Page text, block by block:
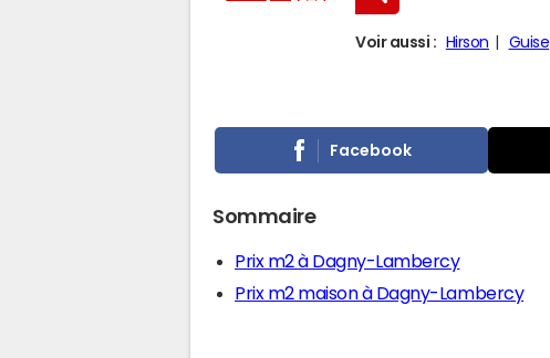
Voir aussi : Hirson Guise
Facebook
Sommaire
Prix m2 à Dagny-Lambercy
Prix m2 maison à Dagny-Lambercy